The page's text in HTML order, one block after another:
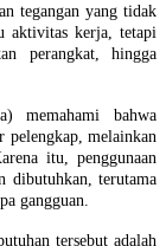
tegangan yang tidak
aktivitas kerja, tetapi
perangkat, hingga
memahami bahwa
pelengkap, melainkan
itu, penggunaan
dibutuhkan, terutama
gangguan.
tersebut adalah